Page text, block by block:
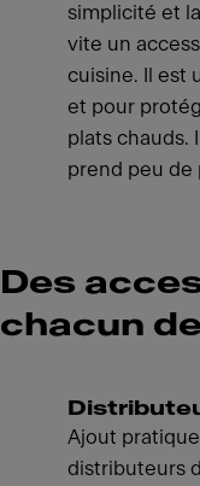
simplicité et
vite un
cuisine. Il est
et pour
plats chauds.
prend peu de
Des
chacun
Ajout
distributeurs